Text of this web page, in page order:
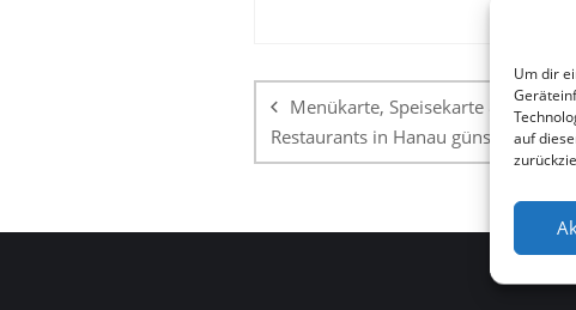
Um dir
auf
Menükarte, Speisekarte &
Restaurants in Hanau günstig